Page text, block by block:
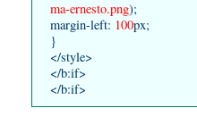
ma-ernesto.png);
margin-left: 100px;
}
</style>
</b:if>
</b:if>